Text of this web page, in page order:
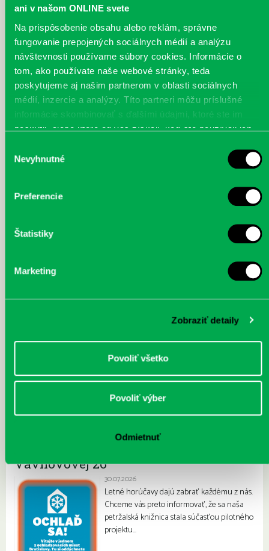
ani v našom ONLINE svete
Na prispôsobenie obsahu alebo reklám, správne
fungovanie prepojených sociálnych médií a analýzu
návštevnosti používame súbory cookies. Informácie o
tom, ako používate naše webové stránky, teda
poskytujeme aj našim partnerom v oblasti sociálnych
médií, inzercie a analýzy. Títo partneri môžu príslušné
informácie skombinovať s ďalšími údajmi, ktoré ste im
poskytli, alebo ktoré od vás získali, keď ste používali ich
súhlasu
Nevyhnutné
Preferencie
Štatistiky
Marketing
Zobraziť detaily
Povoliť všetko
Povoliť výber
Odmietnuť
citajme-04.JPG citajme-05.JPG citajme-06.JPG
citajme-07.JPG citajme-09.JPG
citajme-10.JPG citajme-12.JPG
Najnovšie
„Ochlaď sa!“ v petržalskej knižnici na
Vavilovovej 26
30.07.2026
Letné horúčavy dajú zabrať každému z nás.
Chceme vás preto informovať, že sa naša
petržalská knižnica stala súčasťou pilotného
projektu…